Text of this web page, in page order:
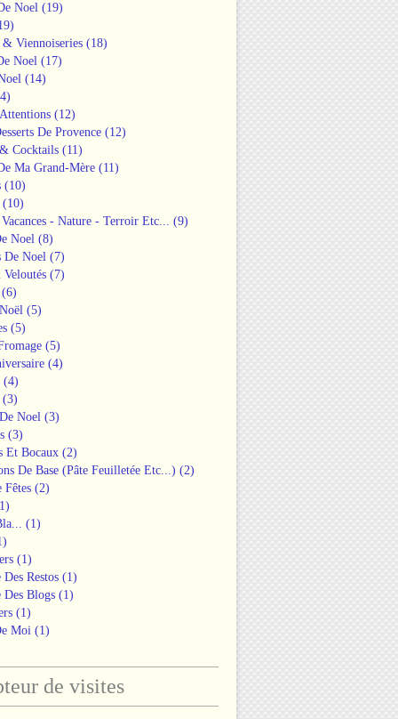
Noel (19)
& Viennoiseries (18)
Noel (17)
(14)
(12)
De Provence (12)
Cocktails (11)
Ma Grand-Mère (11)
(10)
(10)
- Nature - Terroir Etc... (9)
Noel (8)
De Noel (7)
Veloutés (7)
(6)
(5)
(5)
(5)
(4)
(4)
(3)
Noel (3)
(3)
Et Bocaux (2)
De Base (pâte Feuilletée Etc...) (2)
Fêtes (2)
(1)
(1)
Restos (1)
Des Blogs (1)
(1)
Moi (1)
de visites